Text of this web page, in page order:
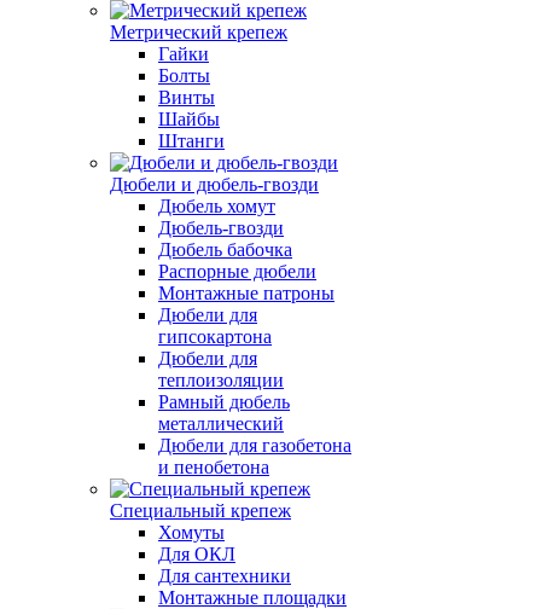
Метрический крепеж
Гайки
Болты
Винты
Шайбы
Штанги
Дюбели и дюбель-гвозди
Дюбель хомут
Дюбель-гвозди
Дюбель бабочка
Распорные дюбели
Монтажные патроны
Дюбели для
гипсокартона
Дюбели для
теплоизоляции
Рамный дюбель
металлический
Дюбели для газобетона
и пенобетона
Специальный крепеж
Хомуты
Для ОКЛ
Для сантехники
Монтажные площадки